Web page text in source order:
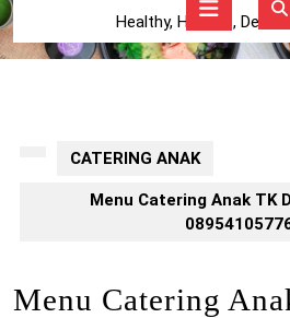
Healthy, Higienis,Button
CATERING ANAK
Menu Catering Anak TK
Menu Catering